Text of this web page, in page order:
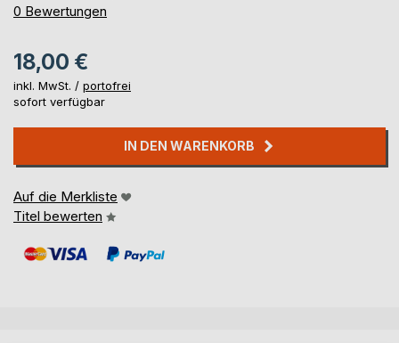
0%
0 Bewertungen
18,00 €
inkl. MwSt. / portofrei
sofort verfügbar
IN DEN WARENKORB
Auf die Merkliste
Titel bewerten